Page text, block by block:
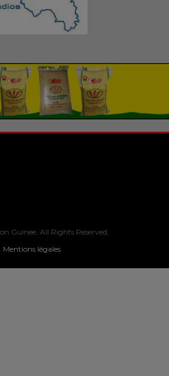
Guinee. All Rights Reserved.
Mentions légales